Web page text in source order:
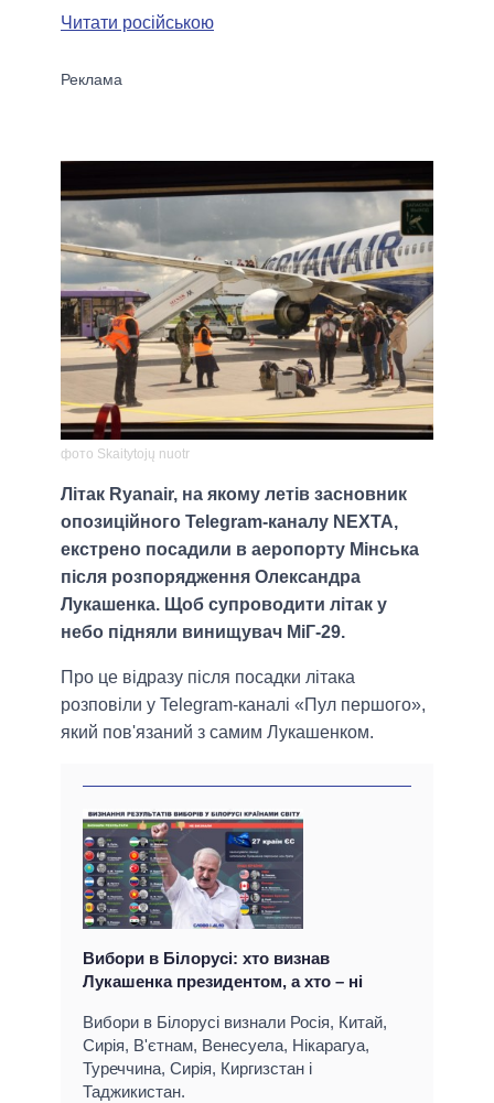
Читати російською
фото Skaitytojų nuotr
Літак Ryanair, на якому летів засновник
опозиційного Telegram-каналу NEXTA,
екстрено посадили в аеропорту Мінська
після розпорядження Олександра
Лукашенка. Щоб супроводити літак у
небо підняли винищувач МіГ-29.
Про це відразу після посадки літака
розповіли у Telegram-каналі «Пул першого»,
який пов'язаний з самим Лукашенком.
Вибори в Білорусі: хто визнав
Лукашенка президентом, а хто – ні
Вибори в Білорусі визнали Росія, Китай,
Сирія, В'єтнам, Венесуела, Нікарагуа,
Туреччина, Сирія, Киргизстан і
Таджикистан.